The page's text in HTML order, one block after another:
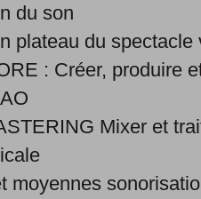
du son
plateau du spectacle
: Créer, produire
Mixer et
moyennes